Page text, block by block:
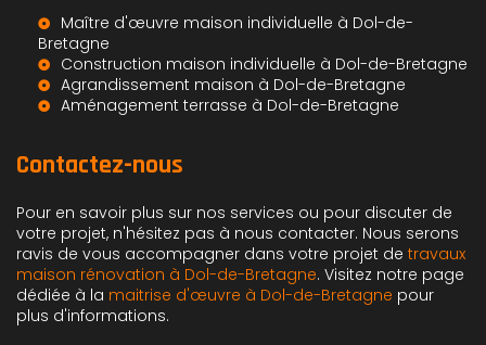
Maître d'œuvre maison individuelle à Dol-de-
Bretagne
Construction maison individuelle à Dol-de-Bretagne
Agrandissement maison à Dol-de-Bretagne
Aménagement terrasse à Dol-de-Bretagne
Contactez-nous
Pour en savoir plus sur nos services ou pour discuter de
votre projet, n'hésitez pas à nous contacter. Nous serons
ravis de vous accompagner dans votre projet de travaux
maison rénovation à Dol-de-Bretagne. Visitez notre page
dédiée à la maitrise d'œuvre à Dol-de-Bretagne pour
plus d'informations.